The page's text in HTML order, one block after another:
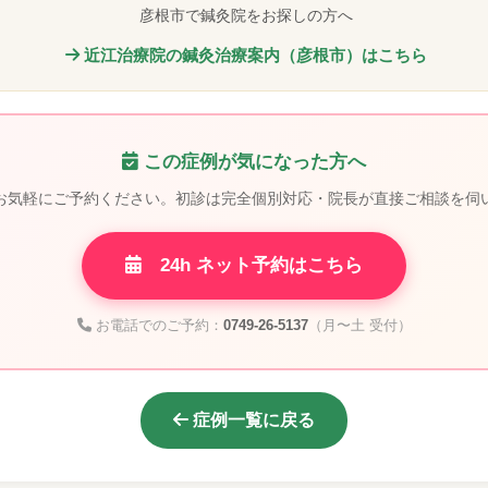
彦根市で鍼灸院をお探しの方へ
近江治療院の鍼灸治療案内（彦根市）はこちら
この症例が気になった方へ
気軽にご予約ください。初診は完全個別対応・院長が直接ご相談を伺
24h ネット予約はこちら
お電話でのご予約： 0749-26-5137（月〜土 受付）
症例一覧に戻る